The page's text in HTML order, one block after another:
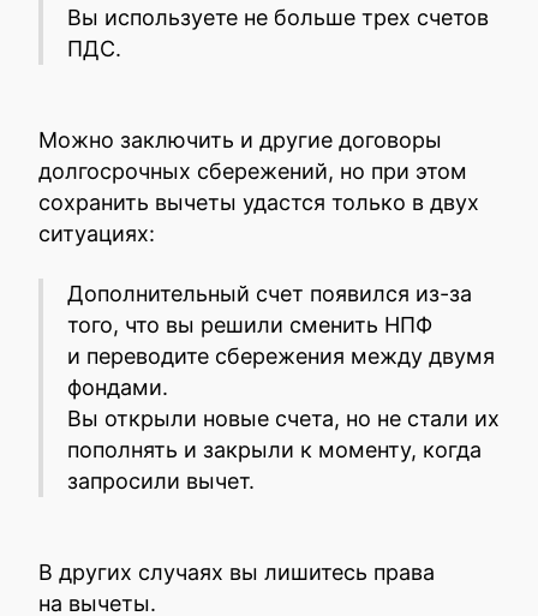
Вы используете не больше трех счетов
ПДС.
Можно заключить и другие договоры
долгосрочных сбережений, но при этом
сохранить вычеты удастся только в двух
ситуациях:
Дополнительный счет появился из-за
того, что вы решили сменить НПФ
и переводите сбережения между двумя
фондами.
Вы открыли новые счета, но не стали их
пополнять и закрыли к моменту, когда
запросили вычет.
В других случаях вы лишитесь права
на вычеты.